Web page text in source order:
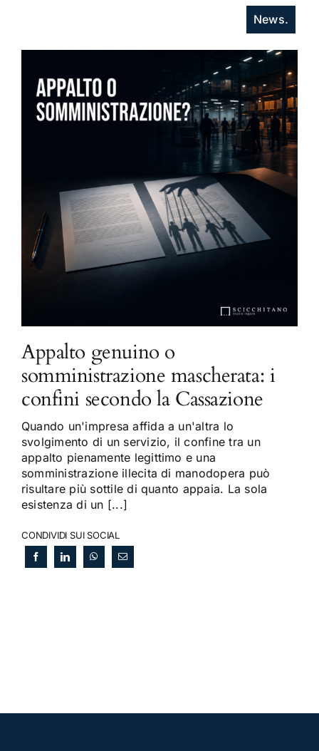
News.
Appalto genuino o
somministrazione mascherata: i
confini secondo la Cassazione
Quando un'impresa affida a un'altra lo
svolgimento di un servizio, il confine tra un
appalto pienamente legittimo e una
somministrazione illecita di manodopera può
risultare più sottile di quanto appaia. La sola
esistenza di un [...]
CONDIVIDI SUI SOCIAL